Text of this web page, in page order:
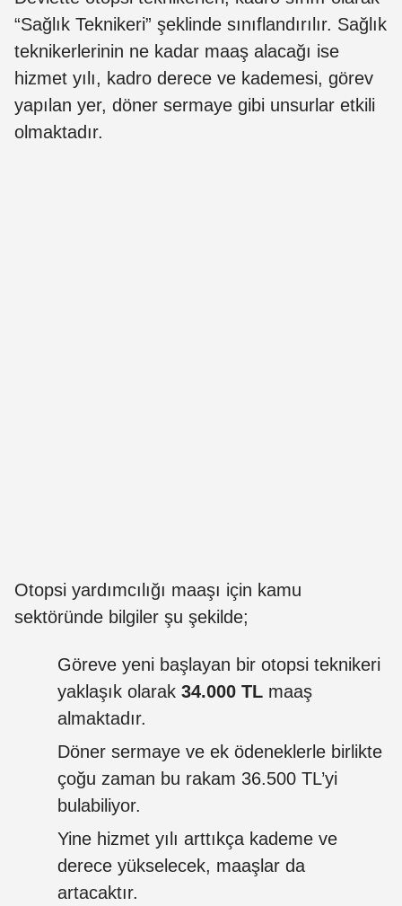
“Sağlık Teknikeri” şeklinde sınıflandırılır. Sağlık
teknikerlerinin ne kadar maaş alacağı ise
hizmet yılı, kadro derece ve kademesi, görev
yapılan yer, döner sermaye gibi unsurlar etkili
olmaktadır.
Otopsi yardımcılığı maaşı için kamu
sektöründe bilgiler şu şekilde;
Göreve yeni başlayan bir otopsi teknikeri
yaklaşık olarak 34.000 TL maaş
almaktadır.
Döner sermaye ve ek ödeneklerle birlikte
çoğu zaman bu rakam 36.500 TL’yi
bulabiliyor.
Yine hizmet yılı arttıkça kademe ve
derece yükselecek, maaşlar da
artacaktır.